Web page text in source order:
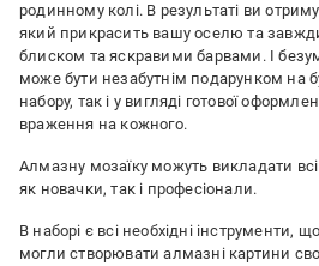
родинному колі. В результаті ви
який прикрасить вашу оселю та
блиском та яскравими барвами. І
може бути незабутнім подарунком на
набору, так і у вигляді готової
враження на кожного.
Алмазну мозаїку можуть викладати всі
як новачки, так і професіонали.
В наборі є всі необхідні інструменти,
могли створювати алмазні картини